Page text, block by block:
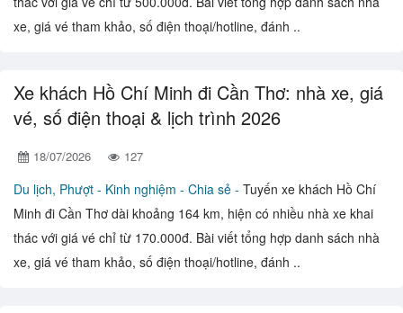
xe, giá vé tham khảo, số điện thoại/hotline, đánh ..
Xe khách Hồ Chí Minh đi Cần Thơ: nhà xe, giá
vé, số điện thoại & lịch trình 2026
18/07/2026 127
Du lịch, Phượt - Kinh nghiệm - Chia sẻ - Tuyến xe khách Hồ Chí
Minh đi Cần Thơ dài khoảng 164 km, hiện có nhiều nhà xe khai
thác với giá vé chỉ từ 170.000đ. Bài viết tổng hợp danh sách nhà
xe, giá vé tham khảo, số điện thoại/hotline, đánh ..